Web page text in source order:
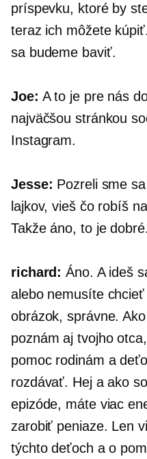
príspevku, ktoré by
teraz ich môžete
sa budeme baviť.
Joe: A to je pre nás
najväčšou stránkou
Instagram.
Jesse: Pozreli sme
lajkov, vieš čo robíš
Takže áno, to je dobré.
richard: Áno. A ideš
alebo nemusíte
obrázok, správne.
poznám aj tvojho
pomoc rodinám a
rozdávať. Hej a ako
epizóde, máte viac
zarobiť peniaze. Len
týchto deťoch a o